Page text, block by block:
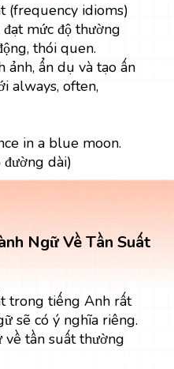
(frequency idioms)
mức độ thường
thói quen.
ảnh, ẩn dụ và tạo ấn
always, often,
in a blue moon.
đường dài)
Ngữ Về Tần Suất
trong tiếng Anh rất
sẽ có ý nghĩa riêng.
về tần suất thường